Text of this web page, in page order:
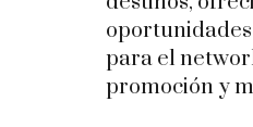
para el
promoción y